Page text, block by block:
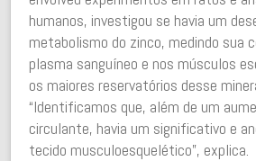
humanos, investigou se havia um
metabolismo do zinco, medindo sua
plasma sanguíneo e nos músculos
os maiores reservatórios desse
“Identificamos que, além de um
circulante, havia um significativo e
tecido musculoesquelético”, explica.